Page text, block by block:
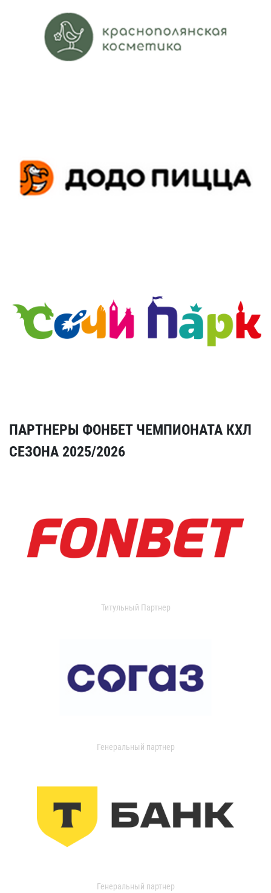
ПАРТНЕРЫ ФОНБЕТ ЧЕМПИОНАТА КХЛ
СЕЗОНА 2025/2026
Титульный Партнер
Генеральный партнер
Генеральный партнер